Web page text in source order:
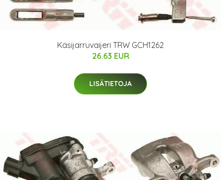
Käsijarruvaijeri TRW GCH1262
26.63 EUR
LISÄTIETOJA